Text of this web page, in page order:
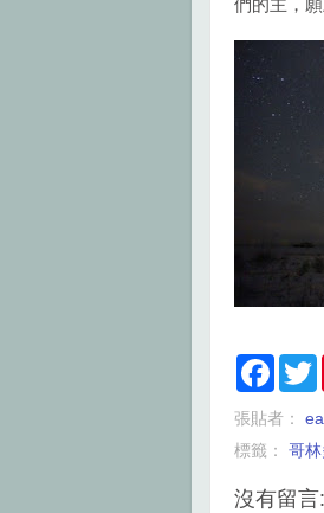
們的主，願
F
e
o
k
T
t
張貼者：
標籤： 哥林
沒有留言: